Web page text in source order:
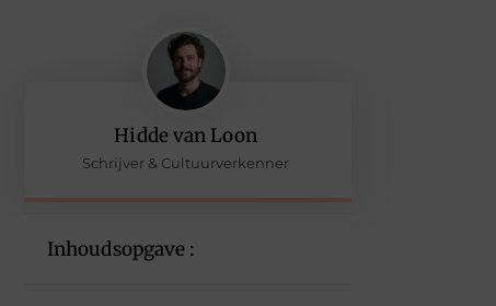
Hidde van Loon
Schrijver & Cultuurverkenner
Inhoudsopgave :